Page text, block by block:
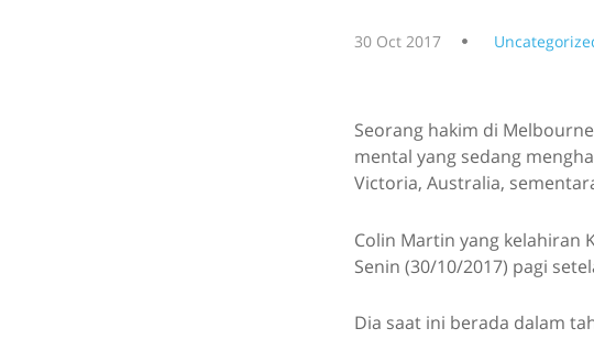
30 Oct 2017
Seorang hakim di
mental yang sedang
Victoria, Australia,
Colin Martin yang kelahiran
Senin (30/10/2017) pagi
Dia saat ini berada dalam